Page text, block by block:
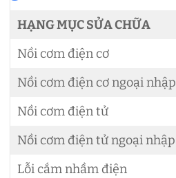
HẠNG MỤC SỬA CHỮA
Nồi cơm điện cơ
Nồi cơm điện cơ ngoại nhập
Nồi cơm điện tử
Nồi cơm điện tử ngoại nhập
Lỗi cắm nhầm điện